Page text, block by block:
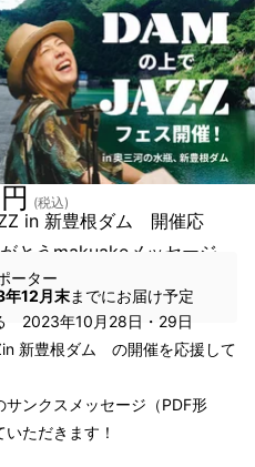
in 新豊根ダム 開催応
とうmakuakeメッセージ
(税込)
ーター
12月末までにお届け予定
2023年10月28日・29日
新豊根ダム の開催を応援して
サンクスメッセージ（PDF形
ただきます！